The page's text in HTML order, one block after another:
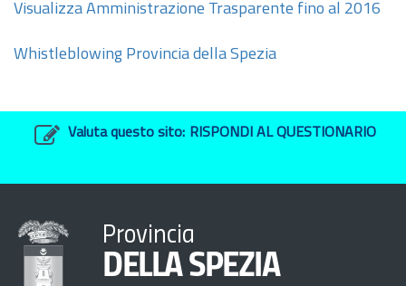
Visualizza Amministrazione Trasparente fino al 2016
Whistleblowing Provincia della Spezia
Valuta questo sito: RISPONDI AL QUESTIONARIO
Provincia
DELLA SPEZIA